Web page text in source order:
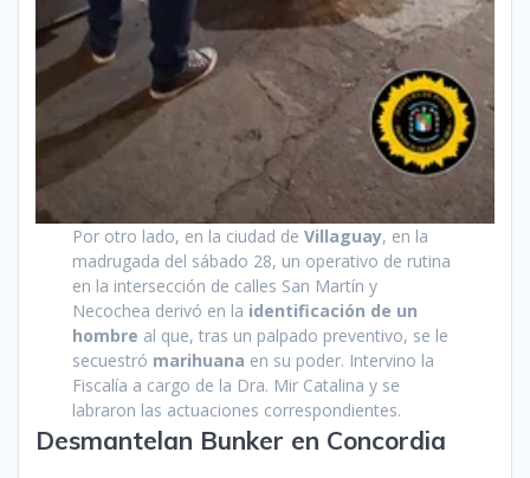
Por otro lado, en la ciudad deVillaguay, en la
madrugada del sábado 28, un operativo de rutina
en la intersección de calles San Martín y
Necochea derivó en la identificación de un
hombre al que, tras un palpado preventivo, se le
secuestró marihuana en su poder. Intervino la
Fiscalía a cargo de la Dra. Mir Catalina y se
labraron las actuaciones correspondientes.
Desmantelan Bunker en Concordia